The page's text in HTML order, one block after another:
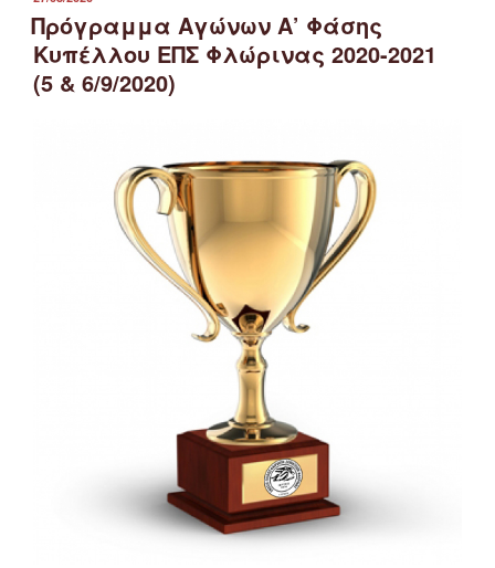
ΣΤΙΣ
Πρόγραμμα Αγώνων Α’ Φάσης
Κυπέλλου ΕΠΣ Φλώρινας 2020-2021
(5 & 6/9/2020)